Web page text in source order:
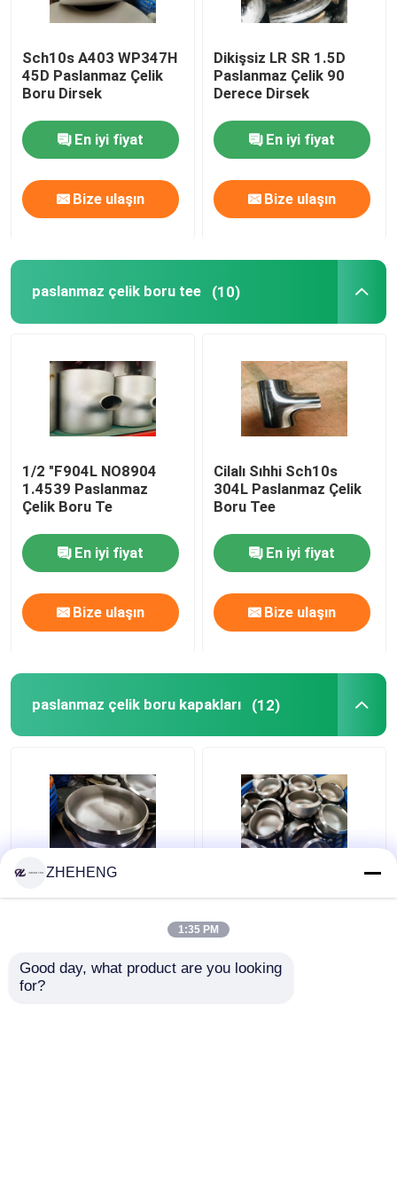
Sch10s A403 WP347H
45D Paslanmaz Çelik
Boru Dirsek
En iyi fiyat
Bize ulaşın
Dikişsiz LR SR 1.5D
Paslanmaz Çelik 90
Derece Dirsek
En iyi fiyat
Bize ulaşın
paslanmaz çelik boru tee (10)
1/2 "F904L NO8904
1.4539 Paslanmaz
Çelik Boru Te
En iyi fiyat
Bize ulaşın
Cilalı Sıhhi Sch10s
304L Paslanmaz Çelik
Boru Tee
En iyi fiyat
Bize ulaşın
paslanmaz çelik boru kapakları (12)
Sch10s Paslanmaz
En iyi fiyat
Alaşımlı SCH10 3 İnç
Çelik Boru Kapağı
En iyi fiyat
ZHEHENG
1:35 PM
Good day, what product are you looking
for?